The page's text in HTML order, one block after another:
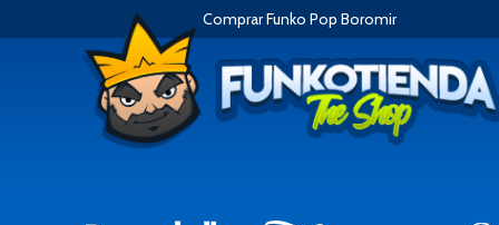
Comprar Funko Pop Boromir